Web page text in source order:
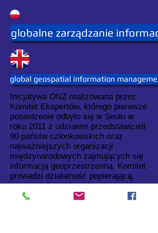
globalne zarządzanie
global geospatial information
Inicjatywa ONZ realizowana przez
Komitet Ekspertów, którego pierwsze
posiedzenie odbyło się w Seulu w
roku 2011 z udziałem przedstawicieli
90 państw członkowskich oraz
najważniejszych organizacji
międzynarodowych zajmujących się
informacją geoprzestrzenną. Komitet
prowadzi działalność popierającą,
wzmacniającą i koordynującą
współpracę międzynarodową pod